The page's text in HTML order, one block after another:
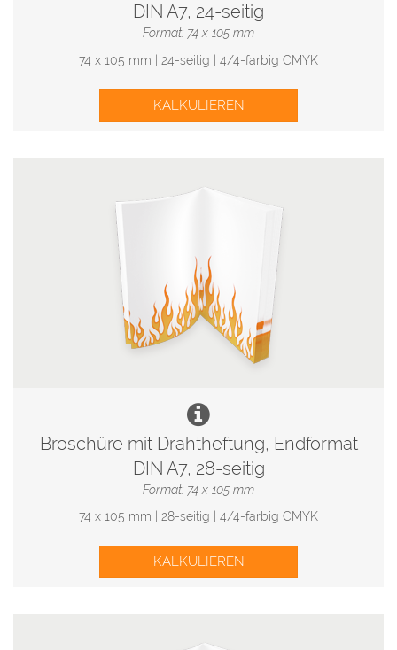
DIN A7, 24-seitig
Format: 74 x 105 mm
74 x 105 mm | 24-seitig | 4/4-farbig CMYK
KALKULIEREN
Broschüre mit Drahtheftung, Endformat
DIN A7, 28-seitig
Format: 74 x 105 mm
74 x 105 mm | 28-seitig | 4/4-farbig CMYK
KALKULIEREN